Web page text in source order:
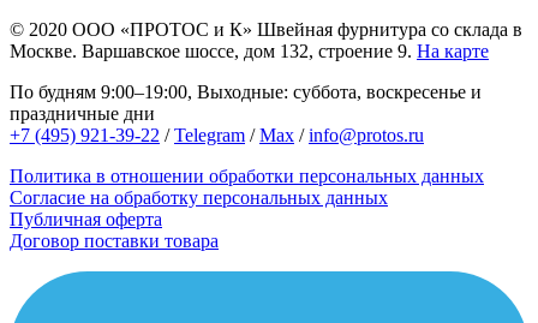
© 2020 ООО «ПРОТОС и К» Швейная фурнитура со склада в
Москве. Варшавское шоссе, дом 132, строение 9. На карте
По будням 9:00–19:00, Выходные: суббота, воскресенье и
праздничные дни
+7 (495) 921-39-22 /Telegram /Max /info@protos.ru
Политика в отношении обработки персональных данных
Согласие на обработку персональных данных
Публичная оферта
Договор поставки товара